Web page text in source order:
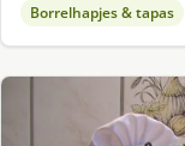
Borrelhapjes & tapas